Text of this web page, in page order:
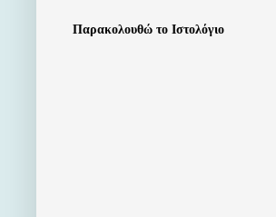
Παρακολουθώ το Ιστολόγιο